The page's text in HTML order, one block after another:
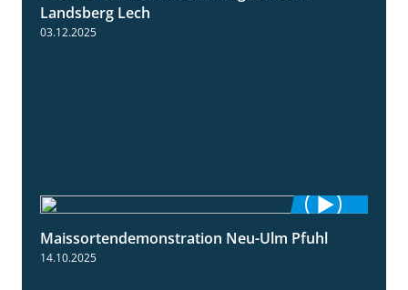
Landsberg Lech
03.12.2025
7:10
Maissortendemonstration Neu-Ulm Pfuhl
14.10.2025